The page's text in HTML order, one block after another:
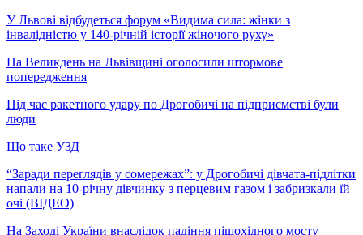
У Львові відбудеться форум «Видима сила: жінки з
інвалідністю у 140-річній історії жіночого руху»
На Великдень на Львівщині оголосили штормове
попередження
Під час ракетного удару по Дрогобичі на підприємстві були
люди
Що таке УЗД
“Заради переглядів у сомережах”: у Дрогобичі дівчата-підлітки
напали на 10-річну дівчинку з перцевим газом і забризкали їй
очі (ВІДЕО)
На Заході України внаслідок падіння пішохідного мосту